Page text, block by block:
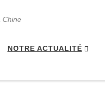
Chine
NOTRE ACTUALITÉ